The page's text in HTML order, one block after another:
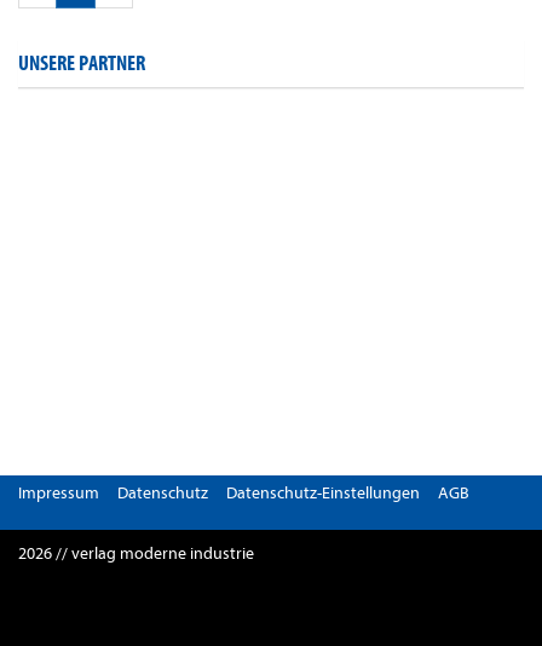
UNSERE PARTNER
Impressum Datenschutz Datenschutz-Einstellungen AGB
2026 // verlag moderne industrie